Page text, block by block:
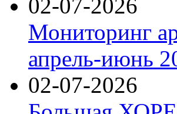
02-07-2026
Мониторинг
апрель-июнь
02-07-2026